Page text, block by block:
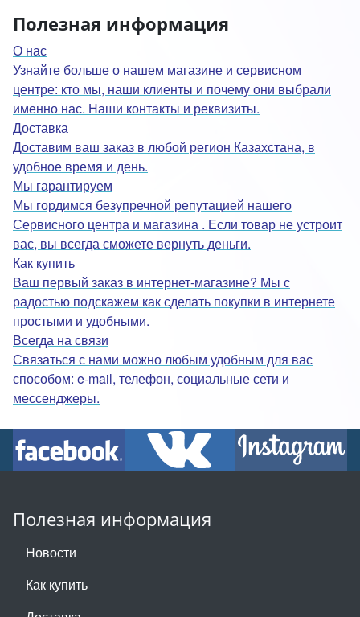
Полезная информация
О нас
Узнайте больше о нашем магазине и сервисном
центре: кто мы, наши клиенты и почему они выбрали
именно нас. Наши контакты и реквизиты.
Доставка
Доставим ваш заказ в любой регион Казахстана, в
удобное время и день.
Мы гарантируем
Мы гордимся безупречной репутацией нашего
Сервисного центра и магазина . Если товар не устроит
вас, вы всегда сможете вернуть деньги.
Как купить
Ваш первый заказ в интернет-магазине? Мы с
радостью подскажем как сделать покупки в интернете
простыми и удобными.
Всегда на связи
Связаться с нами можно любым удобным для вас
способом: e-mail, телефон, социальные сети и
мессенджеры.
Полезная информация
Новости
Как купить